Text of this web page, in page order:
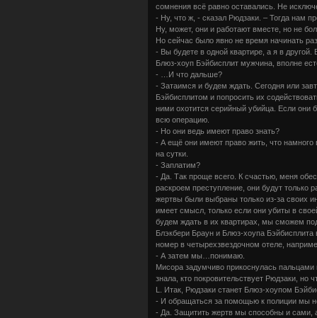
сомнения всё равно оставались. Не
- Ну, что ж, - сказал Рюдзаки. – Тогда нам
Ну, может, они и работают вместе, но не
Но сейчас было явно не время начинать
- Вы будете в одной квартире, а я в
Блюз-хоуп Бэйбисплит мужчина, вполне
- …И что дальше?
- Затаимся и будем ждать. Сегодня или
Бэйбисплитом и попросить их
ними охотится серийный убийца. Если они
всю операцию.
- Но они ведь имеют право знать?
- А ещё они имеют право жить, что
на сутки.
- Заплатим?
- Да. Так проще всего. К счастью, меня
раскроем преступление, они будут только
жертвы были выбраны только из-за своих
имеет смысл, только если они убиты в
будем ждать в их квартирах, мы сможем
Блэкбери Браун и Блюз-хоупа
номер в четырехзвездочном отеле,
- А затем мы…понимаю.
Мисора задумчиво прикоснулась
знала, кто покровительствует Рюдзаки, но
L. Итак, Рюдзаки станет Блюз-хоупом
- И обращаться за помощью к полиции мы
- Да. Защитить жертв мы способны и сами,